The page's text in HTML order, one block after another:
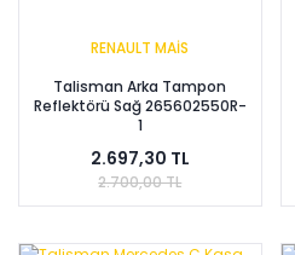
RENAULT MAİS
Talisman Arka Tampon
Reflektörü Sağ 265602550R-
1
2.697,30 TL
2.700,00 TL